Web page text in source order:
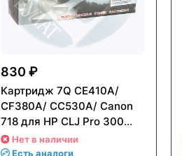
830 ₽
Картридж 7Q CE410A/
CF380A/ CC530A/ Canon
718 для HP CLJ Pro 300
Color M351/ M476/ CP2025,
Canon LBP7200, MF8330/
Нет в наличии
Есть аналоги